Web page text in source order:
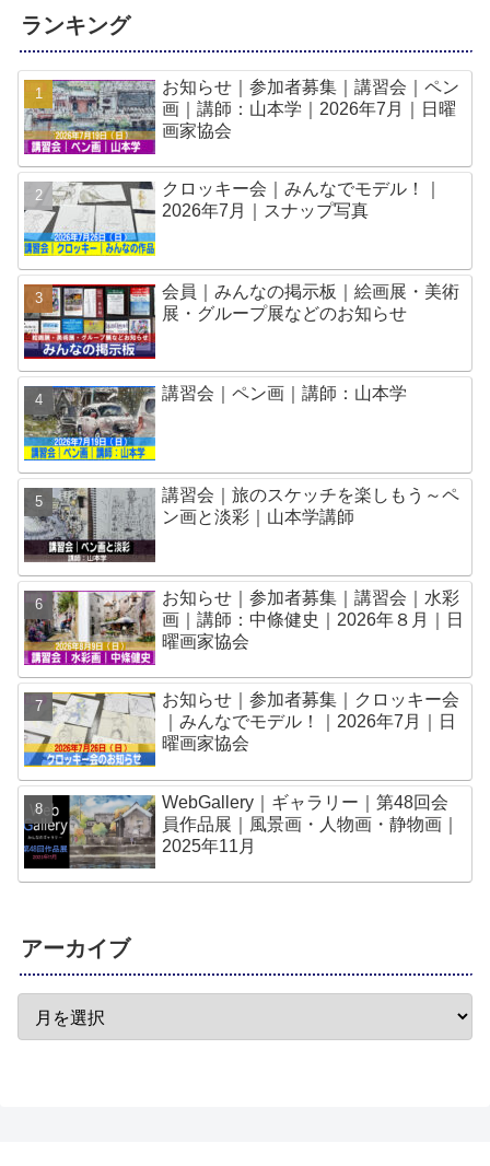
ランキング
お知らせ｜参加者募集｜講習会｜ペン
画｜講師：山本学｜2026年7月｜日曜
画家協会
クロッキー会｜みんなでモデル！｜
2026年7月｜スナップ写真
会員｜みんなの掲示板｜絵画展・美術
展・グループ展などのお知らせ
講習会｜ペン画｜講師：山本学
講習会｜旅のスケッチを楽しもう～ペ
ン画と淡彩｜山本学講師
お知らせ｜参加者募集｜講習会｜水彩
画｜講師：中條健史｜2026年８月｜日
曜画家協会
お知らせ｜参加者募集｜クロッキー会
｜みんなでモデル！｜2026年7月｜日
曜画家協会
WebGallery｜ギャラリー｜第48回会
員作品展｜風景画・人物画・静物画｜
2025年11月
アーカイブ